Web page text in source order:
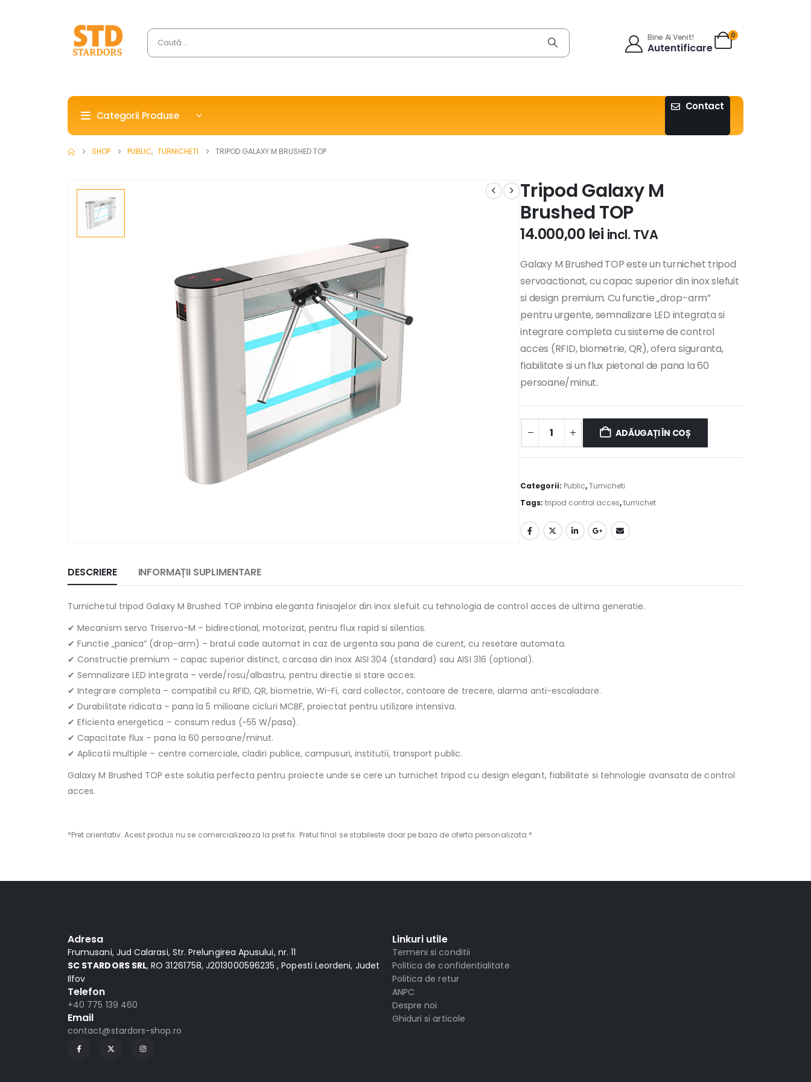
Bine Ai Venit!
Autentificare
0
Categorii Produse
Contact
SHOP PUBLIC, TURNICHETI TRIPOD GALAXY M BRUSHED TOP
Tripod Galaxy M
Brushed TOP
14.000,00 lei incl. TVA
Galaxy M Brushed TOP este un turnichet tripod
servoactionat, cu capac superior din inox slefuit
si design premium. Cu functie „drop-arm”
pentru urgente, semnalizare LED integrata si
integrare completa cu sisteme de control
acces (RFID, biometrie, QR), ofera siguranta,
fiabilitate si un flux pietonal de pana la 60
persoane/minut.
ADĂUGAȚI ÎN COȘ
Alternative:
Categorii: Public,Turnicheti
Tags:tripod control acces,turnichet
DESCRIERE INFORMAȚII SUPLIMENTARE
Turnichetul tripod Galaxy M Brushed TOP imbina eleganta finisajelor din inox slefuit cu tehnologia de control acces de ultima generatie.
✔ Mecanism servo Triservo-M – bidirectional, motorizat, pentru flux rapid si silentios.
✔ Functie „panica” (drop-arm) – bratul cade automat in caz de urgenta sau pana de curent, cu resetare automata.
✔ Constructie premium – capac superior distinct, carcasa din inox AISI 304 (standard) sau AISI 316 (optional).
✔ Semnalizare LED integrata – verde/rosu/albastru, pentru directie si stare acces.
✔ Integrare completa – compatibil cu RFID, QR, biometrie, Wi-Fi, card collector, contoare de trecere, alarma anti-escaladare.
✔ Durabilitate ridicata – pana la 5 milioane cicluri MCBF, proiectat pentru utilizare intensiva.
✔ Eficienta energetica – consum redus (~55 W/pasa).
✔ Capacitate flux – pana la 60 persoane/minut.
✔ Aplicatii multiple – centre comerciale, cladiri publice, campusuri, institutii, transport public.
Galaxy M Brushed TOP este solutia perfecta pentru proiecte unde se cere un turnichet tripod cu design elegant, fiabilitate si tehnologie avansata de control
acces.
*Pret orientativ. Acest produs nu se comercializeaza la pret fix. Pretul final se stabileste doar pe baza de oferta personalizata.*
Adresa
Frumusani, Jud Calarasi, Str. Prelungirea Apusului, nr. 11
SC STARDORS SRL, RO 31261758, J2013000596235 , Popesti Leordeni, Judet
Ilfov
Telefon
+40 775 139 460
Email
contact@stardors-shop.ro
Linkuri utile
Termeni si conditii
Politica de confidentialitate
Politica de retur
ANPC
Despre noi
Ghiduri si articole